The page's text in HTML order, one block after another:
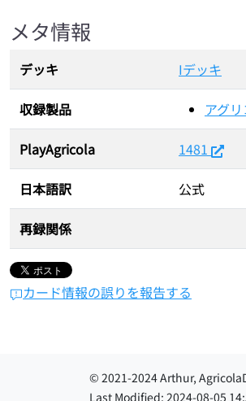
メタ情報
デッキ Iデッキ
収録製品 アグ
PlayAgricola 1481
日本語訳 公式
再録関係
カード情報の誤りを報告する
© 2021-2024Arthur,
Last Modified: 2024-08-05